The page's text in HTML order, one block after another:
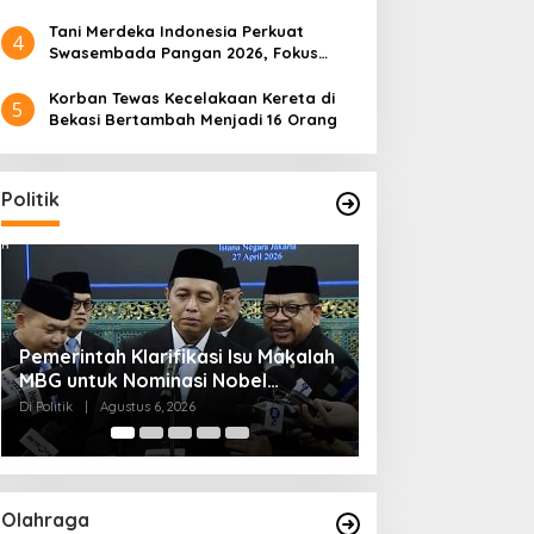
4
Tani Merdeka Indonesia Perkuat
Swasembada Pangan 2026, Fokus
5
Korban Tewas Kecelakaan Kereta di
Bekasi Bertambah Menjadi 16 Orang
Politik
Muktamar NU ke-35 di Jombang,
Panitia Siagakan 3 Posko
Kesehatan 24 Jam
Di Politik Agustus 6, 2026
Olahraga